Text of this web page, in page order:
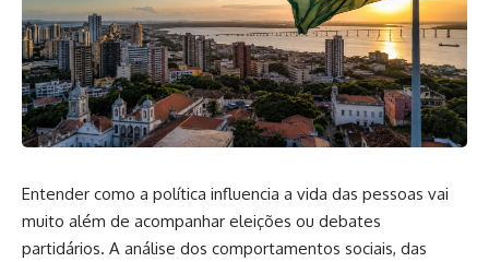
Entender como a política influencia a vida das pessoas vai
muito além de acompanhar eleições ou debates
partidários. A análise dos comportamentos sociais, das